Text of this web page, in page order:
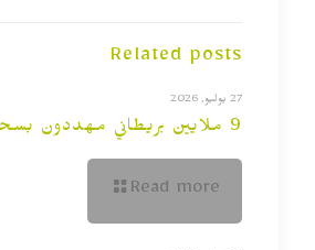
Related posts
27 يوليو, 2026
9 ملايين بريطاني مهددون بسحب الجنسية..
Read more